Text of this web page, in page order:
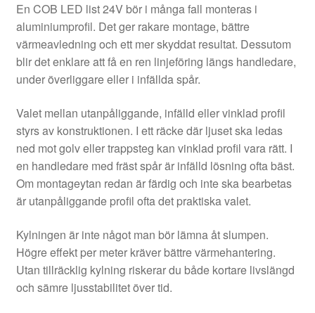
En COB LED list 24V bör i många fall monteras i
aluminiumprofil. Det ger rakare montage, bättre
värmeavledning och ett mer skyddat resultat. Dessutom
blir det enklare att få en ren linjeföring längs handledare,
under överliggare eller i infällda spår.
Valet mellan utanpåliggande, infälld eller vinklad profil
styrs av konstruktionen. I ett räcke där ljuset ska ledas
ned mot golv eller trappsteg kan vinklad profil vara rätt. I
en handledare med fräst spår är infälld lösning ofta bäst.
Om montageytan redan är färdig och inte ska bearbetas
är utanpåliggande profil ofta det praktiska valet.
Kylningen är inte något man bör lämna åt slumpen.
Högre effekt per meter kräver bättre värmehantering.
Utan tillräcklig kylning riskerar du både kortare livslängd
och sämre ljusstabilitet över tid.